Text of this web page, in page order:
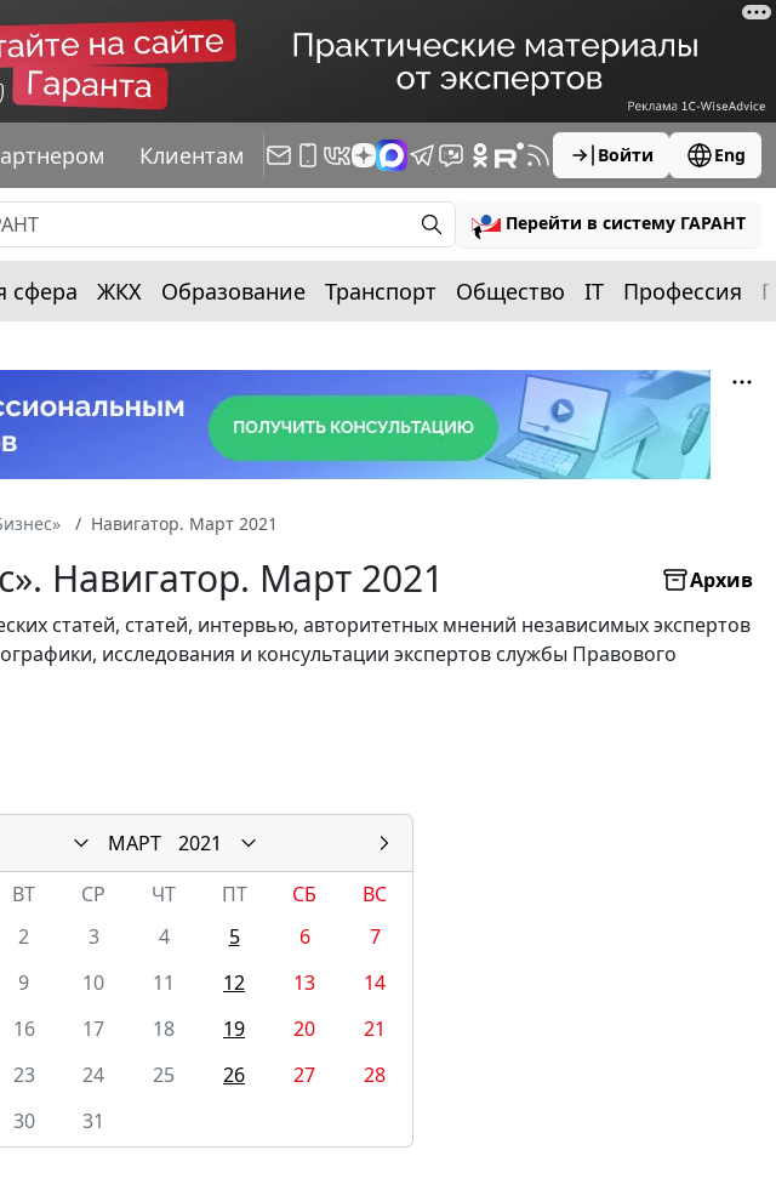
Клиентам Войти Eng
Перейти в систему ГАРАНТ
сфера ЖКХ Образование Транспорт Общество IT Профессия
Навигатор. Март 2021
Навигатор. Март 2021
Архив
статей, статей, интервью, авторитетных мнений независимых экспертов
исследования и консультации экспертов службы Правового
МАРТ
2021
ВТ СР ЧТ ПТ СБ
ВС
2 3 4 5 6
7
9 10 11 12 13
14
16 17 18 19 20
21
23 24 25 26 27
28
30 31